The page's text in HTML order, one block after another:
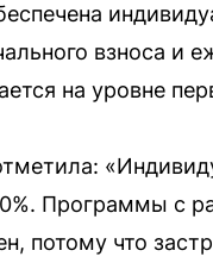
взноса
на уровне
Программы с
потому что